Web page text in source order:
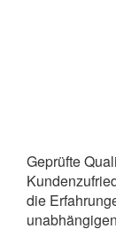
Geprüfte
die